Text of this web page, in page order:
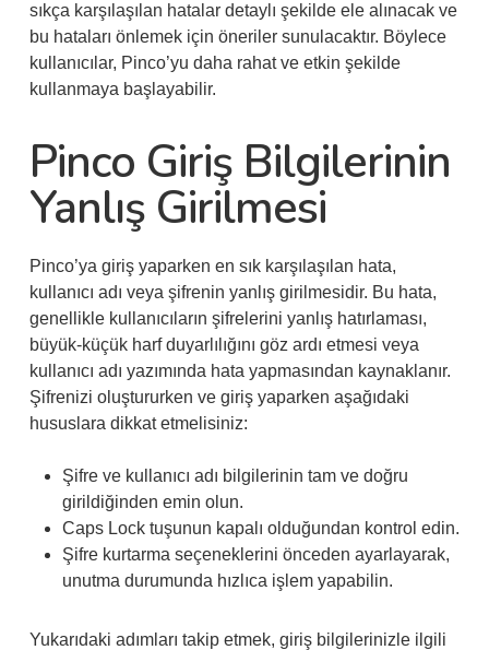
sıkça karşılaşılan hatalar detaylı şekilde ele alınacak ve
bu hataları önlemek için öneriler sunulacaktır. Böylece
kullanıcılar, Pinco’yu daha rahat ve etkin şekilde
kullanmaya başlayabilir.
Pinco Giriş Bilgilerinin
Yanlış Girilmesi
Pinco’ya giriş yaparken en sık karşılaşılan hata,
kullanıcı adı veya şifrenin yanlış girilmesidir. Bu hata,
genellikle kullanıcıların şifrelerini yanlış hatırlaması,
büyük-küçük harf duyarlılığını göz ardı etmesi veya
kullanıcı adı yazımında hata yapmasından kaynaklanır.
Şifrenizi oluştururken ve giriş yaparken aşağıdaki
hususlara dikkat etmelisiniz:
Şifre ve kullanıcı adı bilgilerinin tam ve doğru
girildiğinden emin olun.
Caps Lock tuşunun kapalı olduğundan kontrol edin.
Şifre kurtarma seçeneklerini önceden ayarlayarak,
unutma durumunda hızlıca işlem yapabilin.
Yukarıdaki adımları takip etmek, giriş bilgilerinizle ilgili